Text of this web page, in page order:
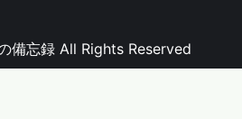
備忘録 All Rights Reserved